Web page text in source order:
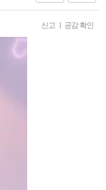
신고 | 공감 확인